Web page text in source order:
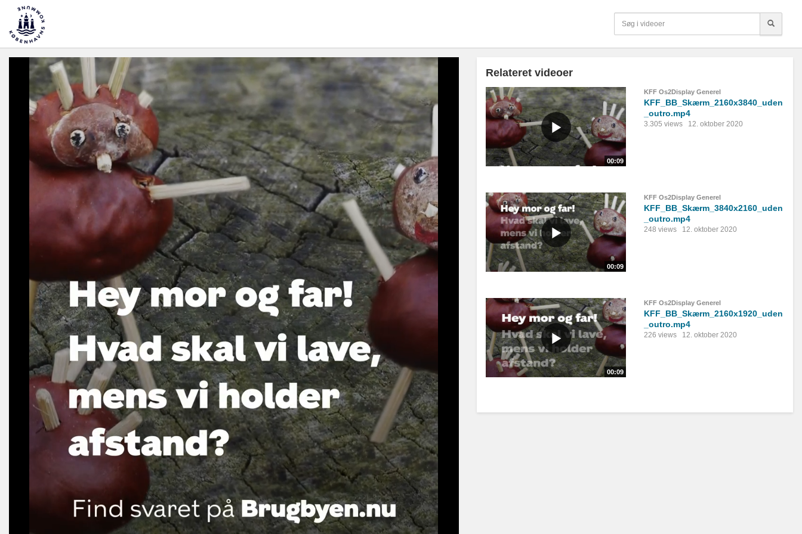
Relateret videoer
00:09
KFF Os2Display Generel
KFF_BB_Skærm_2160x3840_uden
_outro.mp4
3.305 views 12. oktober 2020
00:09
KFF Os2Display Generel
KFF_BB_Skærm_3840x2160_uden
_outro.mp4
248 views 12. oktober 2020
00:09
KFF Os2Display Generel
KFF_BB_Skærm_2160x1920_uden
_outro.mp4
226 views 12. oktober 2020